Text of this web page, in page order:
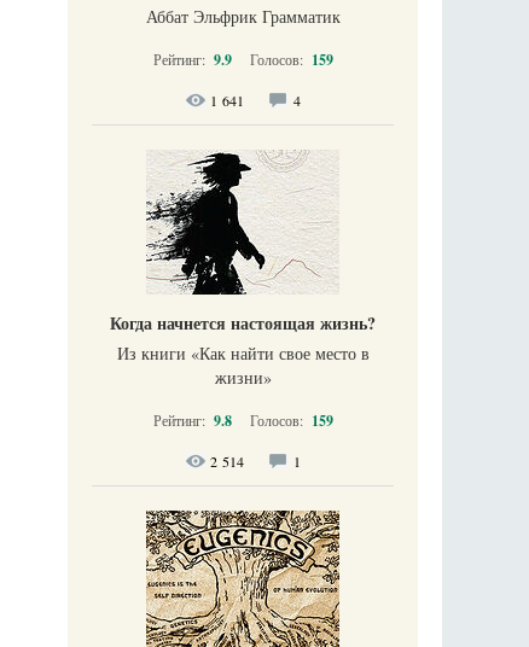
Аббат Эльфрик Грамматик
Рейтинг: 9.9 Голосов: 159
1 641 4
Когда начнется настоящая жизнь?
Из книги «Как найти свое место в
жизни​»
Рейтинг: 9.8 Голосов: 159
2 514 1